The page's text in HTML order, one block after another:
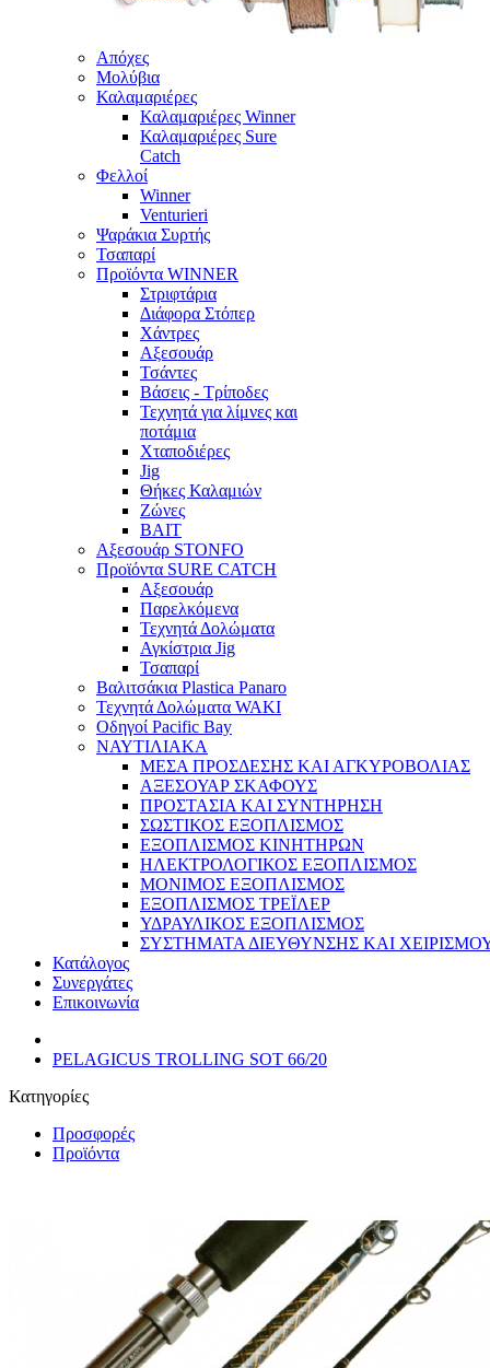
Απόχες
Μολύβια
Καλαμαριέρες
Καλαμαριέρες Winner
Καλαμαριέρες Sure
Catch
Φελλοί
Winner
Venturieri
Ψαράκια Συρτής
Τσαπαρί
Προϊόντα WINNER
Στριφτάρια
Διάφορα Στόπερ
Χάντρες
Αξεσουάρ
Τσάντες
Βάσεις - Τρίποδες
Τεχνητά για λίμνες και
ποτάμια
Χταποδιέρες
Jig
Θήκες Καλαμιών
Ζώνες
BAIT
Αξεσουάρ STONFO
Προϊόντα SURE CATCH
Αξεσουάρ
Παρελκόμενα
Τεχνητά Δολώματα
Αγκίστρια Jig
Τσαπαρί
Βαλιτσάκια Plastica Panaro
Τεχνητά Δολώματα WAKI
Οδηγοί Pacific Bay
ΝΑΥΤΙΛΙΑΚΑ
ΜΕΣΑ ΠΡΟΣΔΕΣΗΣ ΚΑΙ ΑΓΚΥΡΟΒΟΛΙΑΣ
ΑΞΕΣΟΥΑΡ ΣΚΑΦΟΥΣ
ΠΡΟΣΤΑΣΙΑ ΚΑΙ ΣΥΝΤΗΡΗΣΗ
ΣΩΣΤΙΚΟΣ ΕΞΟΠΛΙΣΜΟΣ
ΕΞΟΠΛΙΣΜΟΣ ΚΙΝΗΤΗΡΩΝ
ΗΛΕΚΤΡΟΛΟΓΙΚΟΣ ΕΞΟΠΛΙΣΜΟΣ
ΜΟΝΙΜΟΣ ΕΞΟΠΛΙΣΜΟΣ
ΕΞΟΠΛΙΣΜΟΣ ΤΡΕΪΛΕΡ
ΥΔΡΑΥΛΙΚΟΣ ΕΞΟΠΛΙΣΜΟΣ
ΣΥΣΤΗΜΑΤΑ ΔΙΕΥΘΥΝΣΗΣ ΚΑΙ
Κατάλογος
Συνεργάτες
Επικοινωνία
PELAGICUS TROLLING SOT 66/20
Κατηγορίες
Προσφορές
Προϊόντα